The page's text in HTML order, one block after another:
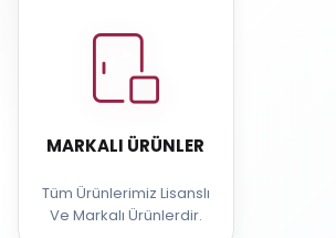
MARKALI ÜRÜNLER
Tüm Ürünlerimiz Lisanslı
Ve Markalı Ürünlerdir.